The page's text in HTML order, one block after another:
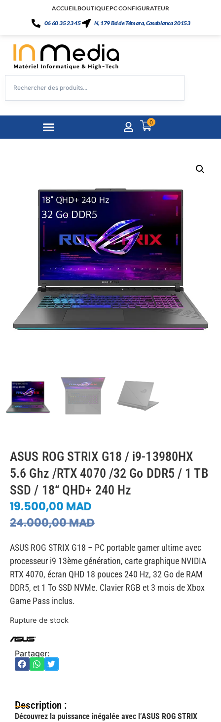
ACCUEILBOUTIQUEPC CONFIGURATEUR
06 60 35 23 45
N, 179 Bd de Témara, Casablanca 20153
0
ASUS ROG STRIX G18 / i9-13980HX
5.6 Ghz /RTX 4070 /32 Go DDR5 / 1 TB
SSD / 18“ QHD+ 240 Hz
24.000,00MAD
19.500,00 MAD
ASUS ROG STRIX G18 – PC portable gamer ultime avec
processeur i9 13ème génération, carte graphique NVIDIA
RTX 4070, écran QHD 18 pouces 240 Hz, 32 Go de RAM
DDR5, et 1 To SSD NVMe. Clavier RGB et 3 mois de Xbox
Game Pass inclus.
Rupture de stock
Partager:
Description :
Découvrez la puissance inégalée avec l’ASUS ROG STRIX